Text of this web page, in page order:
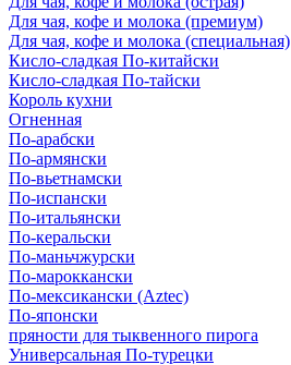
Для чая, кофе и молока (премиум)
Для чая, кофе и молока (специальная)
Кисло-сладкая По-китайски
Кисло-сладкая По-тайски
Король кухни
Огненная
По-арабски
По-армянски
По-вьетнамски
По-испански
По-итальянски
По-керальски
По-маньчжурски
По-мароккански
По-мексикански (Aztec)
По-японски
пряности для тыквенного пирога
Универсальная По-турецки